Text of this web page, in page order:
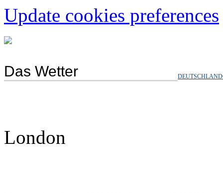
Update cookies preferences
Das Wetter DEUTSCHLAND
London